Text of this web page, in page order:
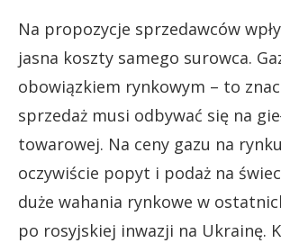
Na propozycje sprzedawców
jasna koszty samego surowca.
obowiązkiem rynkowym – to
sprzedaż musi odbywać się na
towarowej. Na ceny gazu na
oczywiście popyt i podaż na
duże wahania rynkowe w
po rosyjskiej inwazji na Ukrainę.